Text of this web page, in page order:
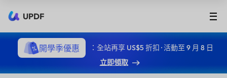
UPDF
開學季優惠
：全站再享 US$5 折扣 · 活動至 9 月 8 日
立即領取